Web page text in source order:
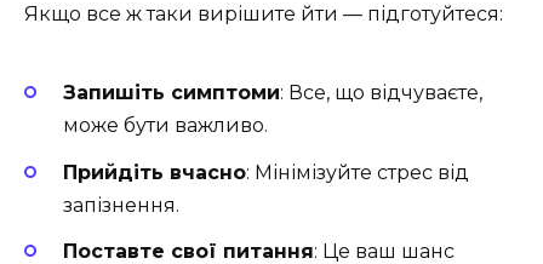
Якщо все ж таки вирішите йти — підготуйтеся:
Запишіть симптоми: Все, що відчуваєте,
може бути важливо.
Прийдіть вчасно: Мінімізуйте стрес від
запізнення.
Поставте свої питання: Це ваш шанс